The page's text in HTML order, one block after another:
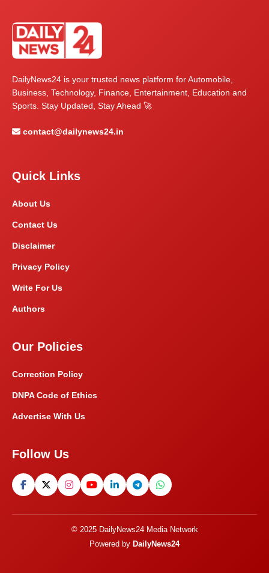
DailyNews24 is your trusted news platform for Automobile,
Business, Technology, Finance, Entertainment, Education and
Sports. Stay Updated, Stay Ahead 🚀
contact@dailynews24.in
Quick Links
About Us
Contact Us
Disclaimer
Privacy Policy
Write For Us
Authors
Our Policies
Correction Policy
DNPA Code of Ethics
Advertise With Us
Follow Us
© 2025 DailyNews24 Media Network
Powered by DailyNews24